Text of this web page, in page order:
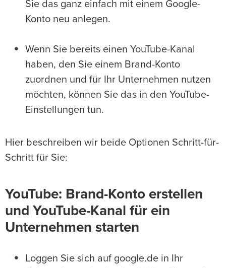
Sie das ganz einfach mit einem Google-
Konto neu anlegen.
Wenn Sie bereits einen YouTube-Kanal
haben, den Sie einem Brand-Konto
zuordnen und für Ihr Unternehmen nutzen
möchten, können Sie das in den YouTube-
Einstellungen tun.
Hier beschreiben wir beide Optionen Schritt-für-
Schritt für Sie:
YouTube: Brand-Konto erstellen
und YouTube-Kanal für ein
Unternehmen starten
Loggen Sie sich auf google.de in Ihr